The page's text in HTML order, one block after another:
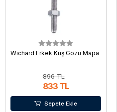
Wichard Erkek Kuş Gözü Mapa
896 TL
833 TL
Sepete Ekle